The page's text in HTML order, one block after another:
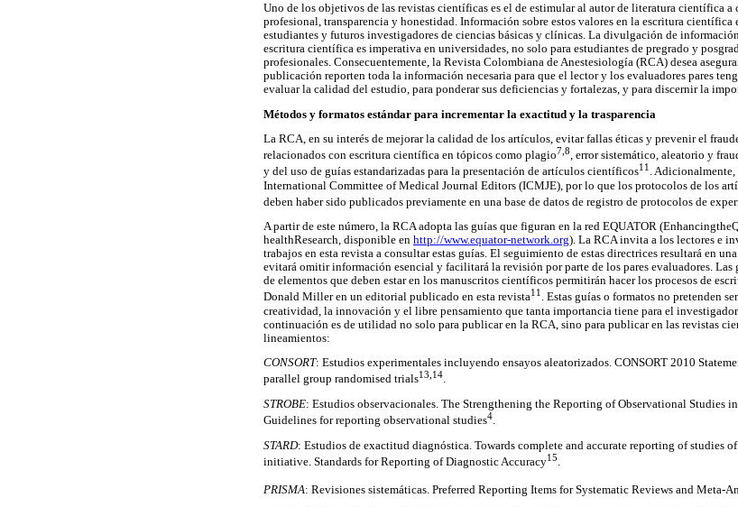
Uno de los objetivos de las revistas científicas es el de estimular al autor de literatura científica a
profesional, transparencia y honestidad. Información sobre estos valores en la escritura
estudiantes y futuros investigadores de ciencias básicas y clínicas. La divulgación de
escritura científica es imperativa en universidades, no solo para estudiantes de pregrado y
profesionales. Consecuentemente, la Revista Colombiana de Anestesiología (RCA) desea
publicación reporten toda la información necesaria para que el lector y los evaluadores pares
evaluar la calidad del estudio, para ponderar sus deficiencias y fortalezas, y para discernir la
Métodos y formatos estándar para incrementar la exactitud y la trasparencia
La RCA, en su interés de mejorar la calidad de los artículos, evitar fallas éticas y prevenir el
relacionados con escritura científica en tópicos como plagio7,8, error sistemático, aleatorio y
y del uso de guías estandarizadas para la presentación de artículos científicos11.
International Committee of Medical Journal Editors (ICMJE), por lo que los protocolos de los
deben haber sido publicados previamente en una base de datos de registro de protocolos de
A partir de este número, la RCA adopta las guías que figuran en la red EQUATOR
healthResearch, disponible en http://www.equator-network.org). La RCA invita a los lectores e
trabajos en esta revista a consultar estas guías. El seguimiento de estas directrices resultará en
evitará omitir información esencial y facilitará la revisión por parte de los pares evaluadores.
de elementos que deben estar en los manuscritos científicos permitirán hacer los procesos de
Donald Miller en un editorial publicado en esta revista11. Estas guías o formatos no pretenden
creatividad, la innovación y el libre pensamiento que tanta importancia tiene para el
continuación es de utilidad no solo para publicar en la RCA, sino para publicar en las revistas
lineamientos:
CONSORT: Estudios experimentales incluyendo ensayos aleatorizados. CONSORT 2010
parallel group randomised trials13,14.
STROBE: Estudios observacionales. The Strengthening the Reporting of Observational Studies
Guidelines for reporting observational studies4.
STARD: Estudios de exactitud diagnóstica. Towards complete and accurate reporting of studies
initiative. Standards for Reporting of Diagnostic Accuracy15.
PRISMA: Revisiones sistemáticas. Preferred Reporting Items for Systematic Reviews and Meta-